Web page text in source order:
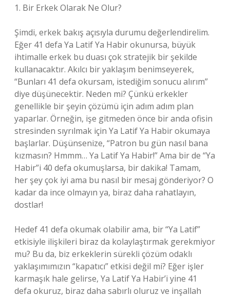
1. Bir Erkek Olarak Ne Olur?
Şimdi, erkek bakış açısıyla durumu değerlendirelim.
Eğer 41 defa Ya Latif Ya Habir okunursa, büyük
ihtimalle erkek bu duası çok stratejik bir şekilde
kullanacaktır. Akılcı bir yaklaşım benimseyerek,
“Bunları 41 defa okursam, istediğim sonucu alırım”
diye düşünecektir. Neden mi? Çünkü erkekler
genellikle bir şeyin çözümü için adım adım plan
yaparlar. Örneğin, işe gitmeden önce bir anda ofisin
stresinden sıyrılmak için Ya Latif Ya Habir okumaya
başlarlar. Düşünsenize, “Patron bu gün nasıl bana
kızmasın? Hmmm… Ya Latif Ya Habir!” Ama bir de “Ya
Habir”i 40 defa okumuşlarsa, bir dakika! Tamam,
her şey çok iyi ama bu nasıl bir mesaj gönderiyor? O
kadar da ince olmayın ya, biraz daha rahatlayın,
dostlar!
Hedef 41 defa okumak olabilir ama, bir “Ya Latif”
etkisiyle ilişkileri biraz da kolaylaştırmak gerekmiyor
mu? Bu da, biz erkeklerin sürekli çözüm odaklı
yaklaşımımızın “kapatıcı” etkisi değil mi? Eğer işler
karmaşık hale gelirse, Ya Latif Ya Habir’i yine 41
defa okuruz, biraz daha sabırlı oluruz ve inşallah